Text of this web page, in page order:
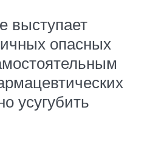
выступает
опасных
усугубить